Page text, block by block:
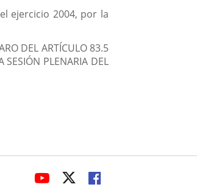
ejercicio 2004, por la
DEL ARTÍCULO 83.5
SESIÓN PLENARIA DEL
LINK
LINKLINK